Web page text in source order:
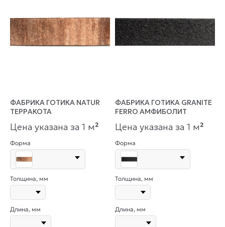
ФАБРИКА ГОТИКА NATUR
ТЕРРАКОТА
Цена указана за 1 м²
Форма
Толщина, мм
Длина, мм
ФАБРИКА ГОТИКА GRANITE
FERRO АМФИБОЛИТ
Цена указана за 1 м²
Форма
Толщина, мм
Длина, мм